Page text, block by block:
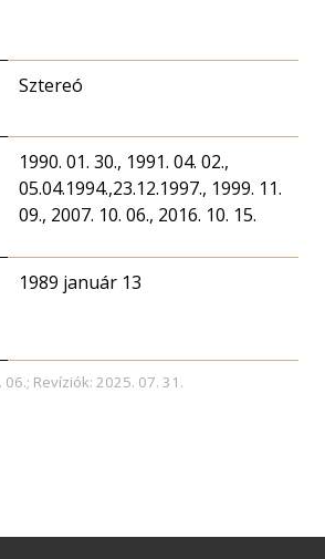
Sztereó
1990. 01. 30., 1991. 04. 02.,
05.04.1994.,23.12.1997., 1999. 11.
09., 2007. 10. 06., 2016. 10. 15.
1989 január 13
Revíziók: 2025. 07. 31.